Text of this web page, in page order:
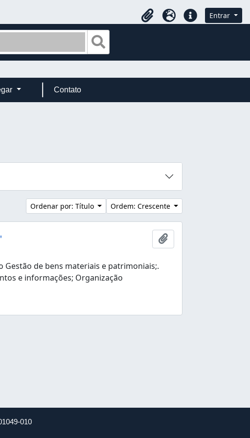
Área de Transferência
IdiomaAtalhos Entrar
Contato
Ordenar por: Título Ordem: Crescente
Adicionar a área de
de bens materiais e patrimoniais;.
e informações; Organização
010